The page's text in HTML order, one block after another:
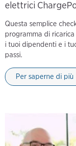
elettrici
Questa semplice
programma di
i tuoi dipendenti e i
passi.
Per saperne di più